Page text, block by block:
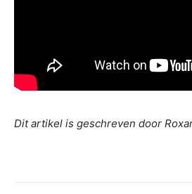
Dit artikel is geschreven door